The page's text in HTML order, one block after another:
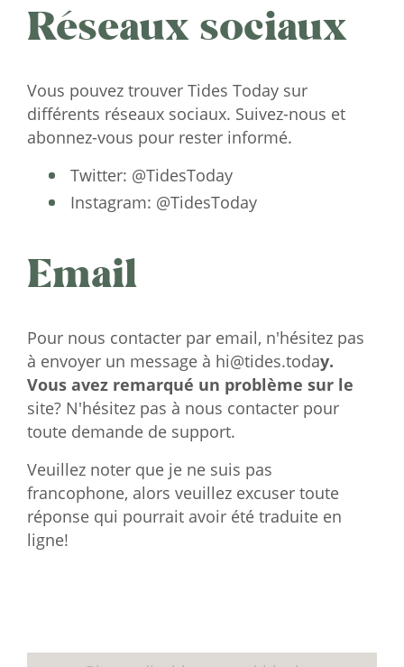
Réseaux sociaux
Vous pouvez trouver Tides Today sur
différents réseaux sociaux. Suivez-nous et
abonnez-vous pour rester informé.
Twitter: @TidesToday
Instagram: @TidesToday
Email
Pour nous contacter par email, n'hésitez pas
à envoyer un message à hi@tides.today.
Vous avez remarqué un problème sur le
site? N'hésitez pas à nous contacter pour
toute demande de support.
Veuillez noter que je ne suis pas
francophone, alors veuillez excuser toute
réponse qui pourrait avoir été traduite en
ligne!